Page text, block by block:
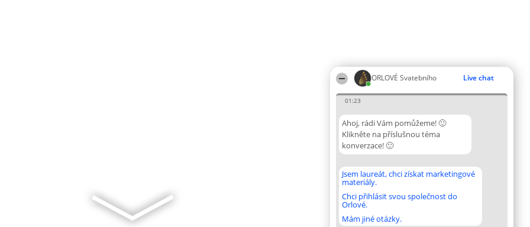
ORLOVÉ Svatebního Live chat
01:23
Ahoj, rádi Vám pomůžeme! 🙂
Klikněte na příslušnou téma
konverzace! 🙂
Jsem laureát, chci získat marketingové
materiály.
Chci přihlásit svou společnost do
Orlové.
Mám jiné otázky.